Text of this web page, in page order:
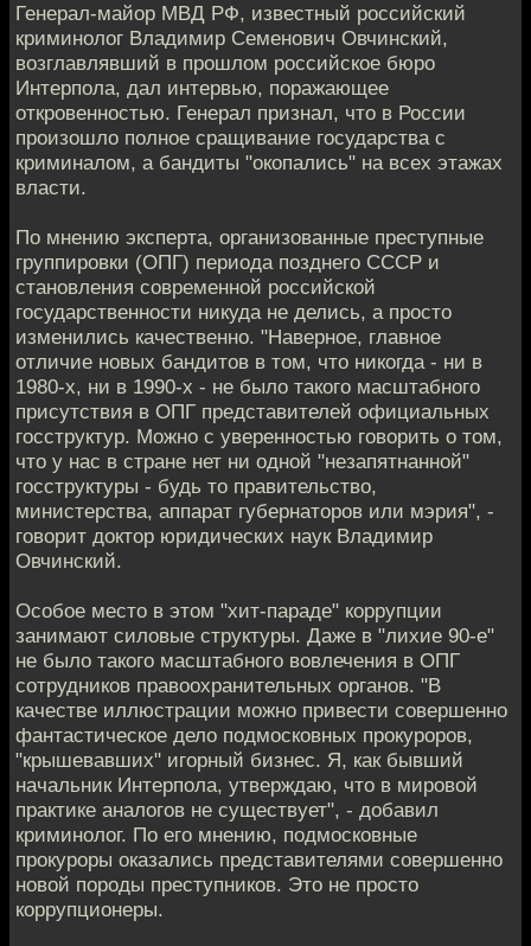
Генерал-майор МВД РФ, известный российский
криминолог Владимир Семенович Овчинский,
возглавлявший в прошлом российское бюро
Интерпола, дал интервью, поражающее
откровенностью. Генерал признал, что в России
произошло полное сращивание государства с
криминалом, а бандиты "окопались" на всех этажах
власти.
По мнению эксперта, организованные преступные
группировки (ОПГ) периода позднего СССР и
становления современной российской
государственности никуда не делись, а просто
изменились качественно. "Наверное, главное
отличие новых бандитов в том, что никогда - ни в
1980-х, ни в 1990-х - не было такого масштабного
присутствия в ОПГ представителей официальных
госструктур. Можно с уверенностью говорить о том,
что у нас в стране нет ни одной "незапятнанной"
госструктуры - будь то правительство,
министерства, аппарат губернаторов или мэрия", -
говорит доктор юридических наук Владимир
Овчинский.
Особое место в этом "хит-параде" коррупции
занимают силовые структуры. Даже в "лихие 90-е"
не было такого масштабного вовлечения в ОПГ
сотрудников правоохранительных органов. "В
качестве иллюстрации можно привести совершенно
фантастическое дело подмосковных прокуроров,
"крышевавших" игорный бизнес. Я, как бывший
начальник Интерпола, утверждаю, что в мировой
практике аналогов не существует", - добавил
криминолог. По его мнению, подмосковные
прокуроры оказались представителями совершенно
новой породы преступников. Это не просто
коррупционеры.